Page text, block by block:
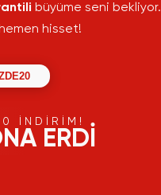
büyüme seni bekliyor.
hemen hisset!
İNDIRIM!
ERDI